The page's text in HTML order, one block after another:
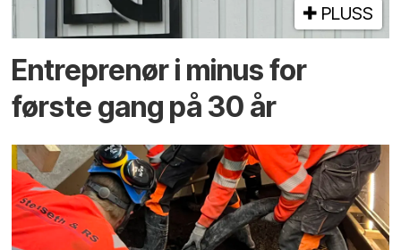
PLUSS
Entreprenør i minus for
første gang på 30 år